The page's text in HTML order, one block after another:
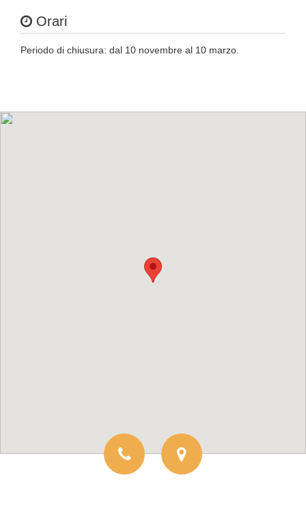
Orari
Periodo di chiusura: dal 10 novembre al 10 marzo.